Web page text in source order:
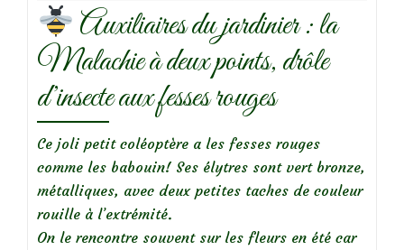
Auxiliaires du jardinier : la
Malachie à deux points, drôle
d’insecte aux fesses rouges
Ce joli petit coléoptère a les fesses rouges
comme les babouin! Ses élytres sont vert bronze,
métalliques, avec deux petites taches de couleur
rouille à l’extrémité.
On le rencontre souvent sur les fleurs en été car